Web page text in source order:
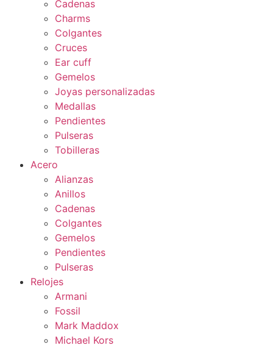
Cadenas
Charms
Colgantes
Cruces
Ear cuff
Gemelos
Joyas personalizadas
Medallas
Pendientes
Pulseras
Tobilleras
Acero
Alianzas
Anillos
Cadenas
Colgantes
Gemelos
Pendientes
Pulseras
Relojes
Armani
Fossil
Mark Maddox
Michael Kors